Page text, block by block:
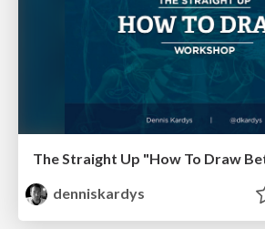
The Straight Up "How To Draw
denniskardys